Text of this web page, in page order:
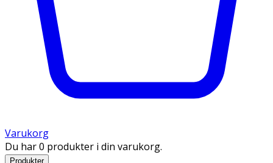
Varukorg
Du har 0 produkter i din varukorg.
Produkter